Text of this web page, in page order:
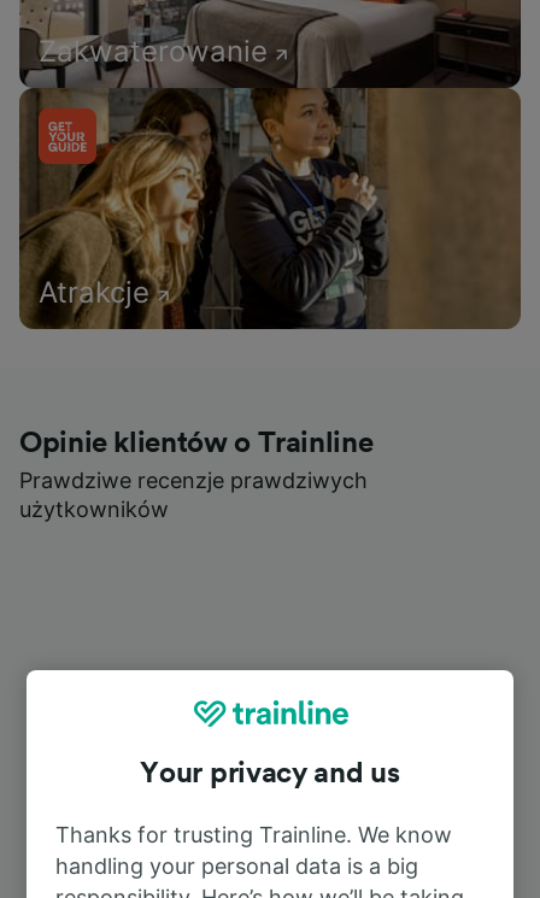
Zakwaterowanie
Atrakcje
Opinie klientów o Trainline
Prawdziwe recenzje prawdziwych
użytkowników
Your privacy and us
Thanks for trusting Trainline. We know
handling your personal data is a big